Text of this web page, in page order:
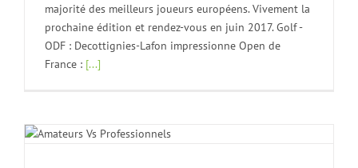
majorité des meilleurs joueurs européens. Vivement la
prochaine édition et rendez-vous en juin 2017. Golf -
ODF : Decottignies-Lafon impressionne Open de
France : [...]